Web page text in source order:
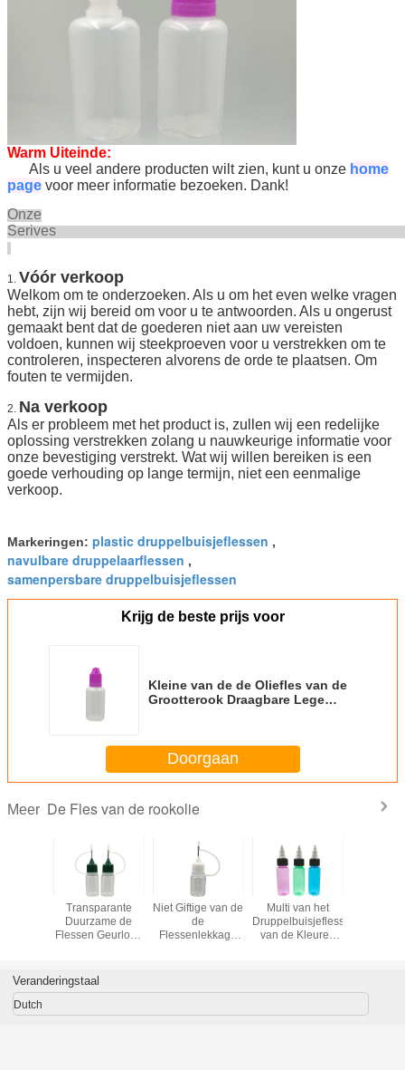
Warm Uiteinde:
Als u veel andere producten wilt zien, kunt u onze home
page voor meer informatie bezoeken. Dank!
Onze
1. Vóór verkoop
Welkom om te onderzoeken. Als u om het even welke vragen
hebt, zijn wij bereid om voor u te antwoorden. Als u ongerust
gemaakt bent dat de goederen niet aan uw vereisten
voldoen, kunnen wij steekproeven voor u verstrekken om te
controleren, inspecteren alvorens de orde te plaatsen. Om
fouten te vermijden.
2. Na verkoop
Als er probleem met het product is, zullen wij een redelijke
oplossing verstrekken zolang u nauwkeurige informatie voor
onze bevestiging verstrekt. Wat wij willen bereiken is een
goede verhouding op lange termijn, niet een eenmalige
verkoop.
Markeringen: plastic druppelbuisjeflessen ,
navulbare druppelaarflessen ,
samenpersbare druppelbuisjeflessen
Krijg de beste prijs voor
Kleine van de de Oliefles van de
Grootterook Draagbare Lege
Doorgaan
Meer De Fles van de rookolie
de
Transparante
Duurzame de
Flessen Geurloze
Stabiliteit van de
Rookolie
Niet Giftige van de
de
Flessenlekkage
Kosmetische
Multi van het
Druppelbuisjeflessen
van de Kleuren
met
Veranderingstaal
Dutch